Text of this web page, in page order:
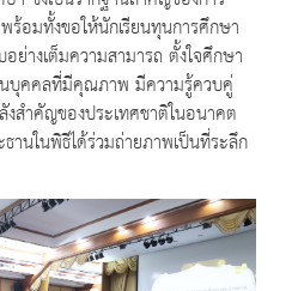
อมทั้งขอให้นักเรียนทุนการศึกษา
ย่างเต็มความสามารถ ตั้งใจศึกษา
นบุคคลที่มีคุณภาพ มีความรู้ควบคู่
สำคัญของประเทศชาติในอนาคต
านในพิธีได้ร่วมถ่ายภาพเป็นที่ระลึก